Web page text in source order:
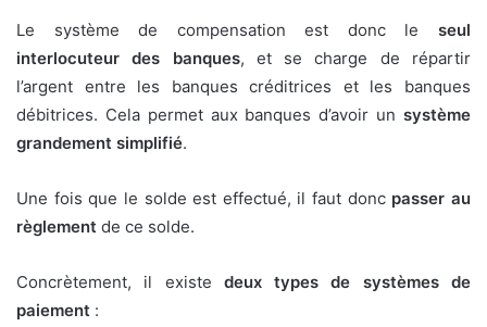
Le système de compensation est donc le seul
interlocuteur des banques, et se charge de répartir
l’argent entre les banques créditrices et les banques
débitrices. Cela permet aux banques d’avoir un système
grandement simplifié.
Une fois que le solde est effectué, il faut donc passer au
règlement de ce solde.
Concrètement, il existe deux types de systèmes de
paiement :